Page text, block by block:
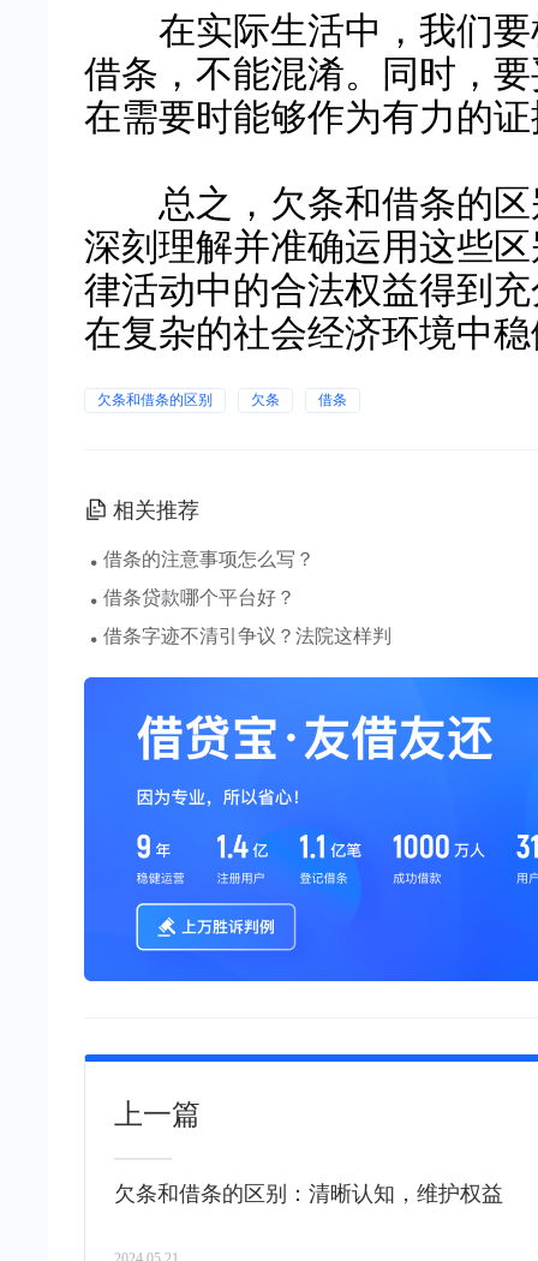
在实际生活中，我们要
借条，不能混淆。同时，
在需要时能够作为有力的
总之，欠条和借条的区
深刻理解并准确运用这些
律活动中的合法权益得到
在复杂的社会经济环境中
欠条和借条的区别 欠条 借条
相关推荐
· 借条的注意事项怎么写？
· 借条贷款哪个平台好？
· 借条字迹不清引争议？法院这样判
上一篇
欠条和借条的区别：清晰认知，维护权益